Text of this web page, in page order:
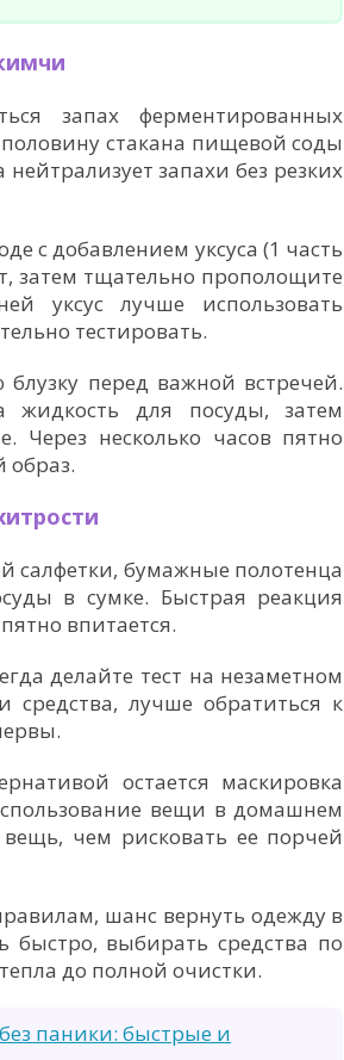
запах ферментированных
стакана пищевой соды
запахи без резких
с добавлением уксуса (1 часть
затем тщательно прополощите
уксус лучше использовать
тестировать.
перед важной встречей.
жидкость для посуды, затем
Через несколько часов пятно
образ.
салфетки, бумажные полотенца
в сумке. Быстрая реакция
впитается.
делайте тест на незаметном
средства, лучше обратиться к
остается маскировка
вещи в домашнем
чем рисковать ее порчей
шанс вернуть одежду в
быстро, выбирать средства по
до полной очистки.
паники: быстрые и